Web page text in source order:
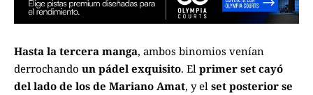
Hasta la tercera manga, ambos binomios venían
derrochando un pádel exquisito. El primer set cayó
del lado de los de Mariano Amat, y el set posterior se